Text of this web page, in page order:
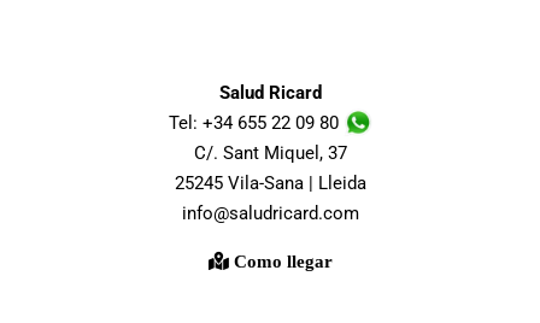
Salud Ricard
Tel: +34 655 22 09 80
C/. Sant Miquel, 37
25245 Vila-Sana | Lleida
info@saludricard.com
Como llegar